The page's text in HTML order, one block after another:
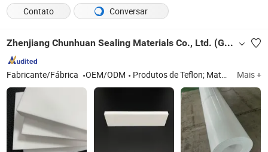
Contato
Conversar
Zhenjiang Chunhuan Sealing Materials Co., Ltd. (Group)
Fabricante/Fábrica OEM/ODM Produtos de Teflon; Materiais de vedação; Produtos de PTFE; Selantes de borracha; Vedações de Teflon Mais +